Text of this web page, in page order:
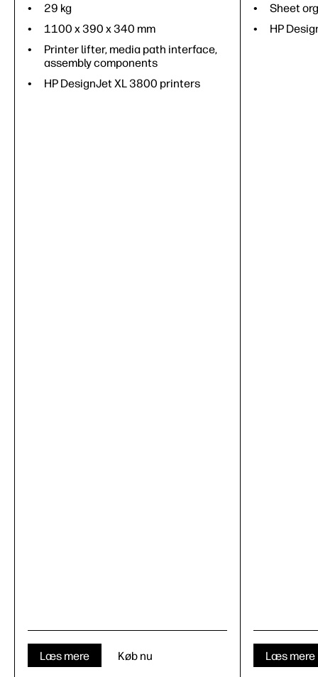
29 kg
1100 x 390 x 340 mm
Printer lifter, media path interface,
assembly components
HP DesignJet XL 3800 printers
Læs mere Køb nu
Sheet
HP
Læs mere